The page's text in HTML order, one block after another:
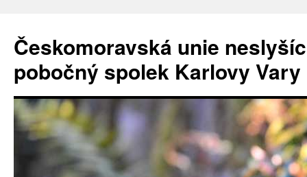
obsahu
webu
Českomoravská unie
pobočný spolek Karlovy Vary